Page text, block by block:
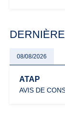
08/08/2026
ATAP
AVIS DE